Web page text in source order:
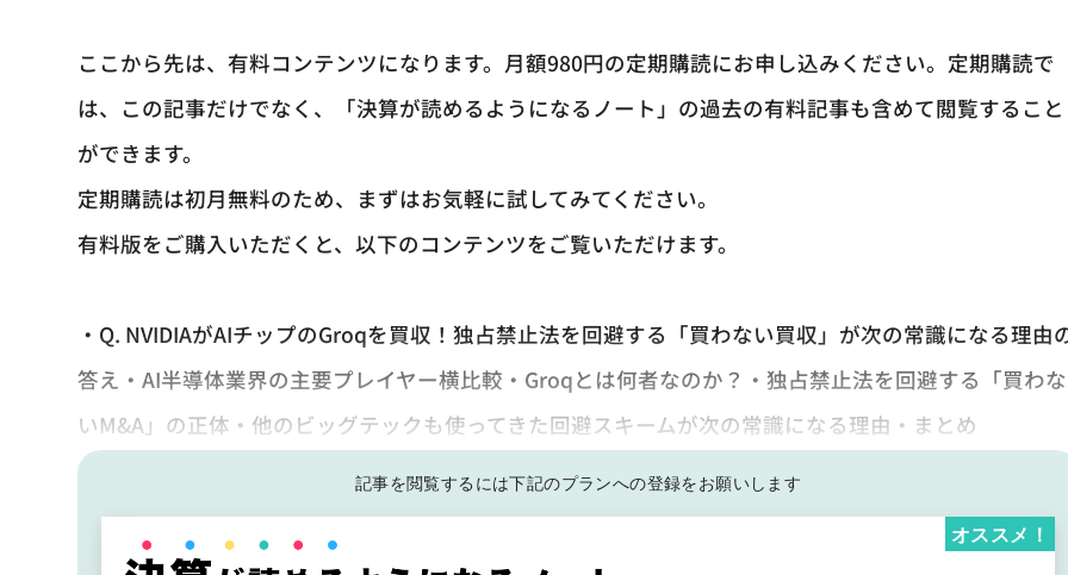
ここから先は、有料コンテンツになります。月額980円の定期購読にお申し込みください。定期購読で
は、この記事だけでなく、「決算が読めるようになるノート」の過去の有料記事も含めて閲覧すること
ができます。
定期購読は初月無料のため、まずはお気軽に試してみてください。
有料版をご購入いただくと、以下のコンテンツをご覧いただけます。
・Q. NVIDIAがAIチップのGroqを買収！独占禁止法を回避する「買わない買収」が次の常識になる理由
答え・AI半導体業界の主要プレイヤー横比較・Groqとは何者なのか？・独占禁止法を回避する「買わな
いM&A」の正体・他のビッグテックも使ってきた回避スキームが次の常識になる理由・まとめ
記事を閲覧するには下記のプランへの登録をお願いします
オススメ！